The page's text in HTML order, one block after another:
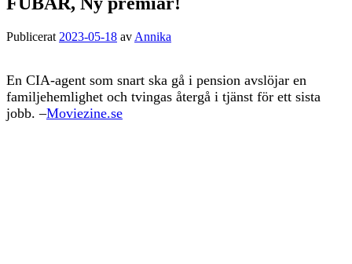
Publicerat 2023-05-18 av Annika
En CIA-agent som snart ska gå i pension avslöjar en
familjehemlighet och tvingas återgå i tjänst för ett sista
jobb. –Moviezine.se